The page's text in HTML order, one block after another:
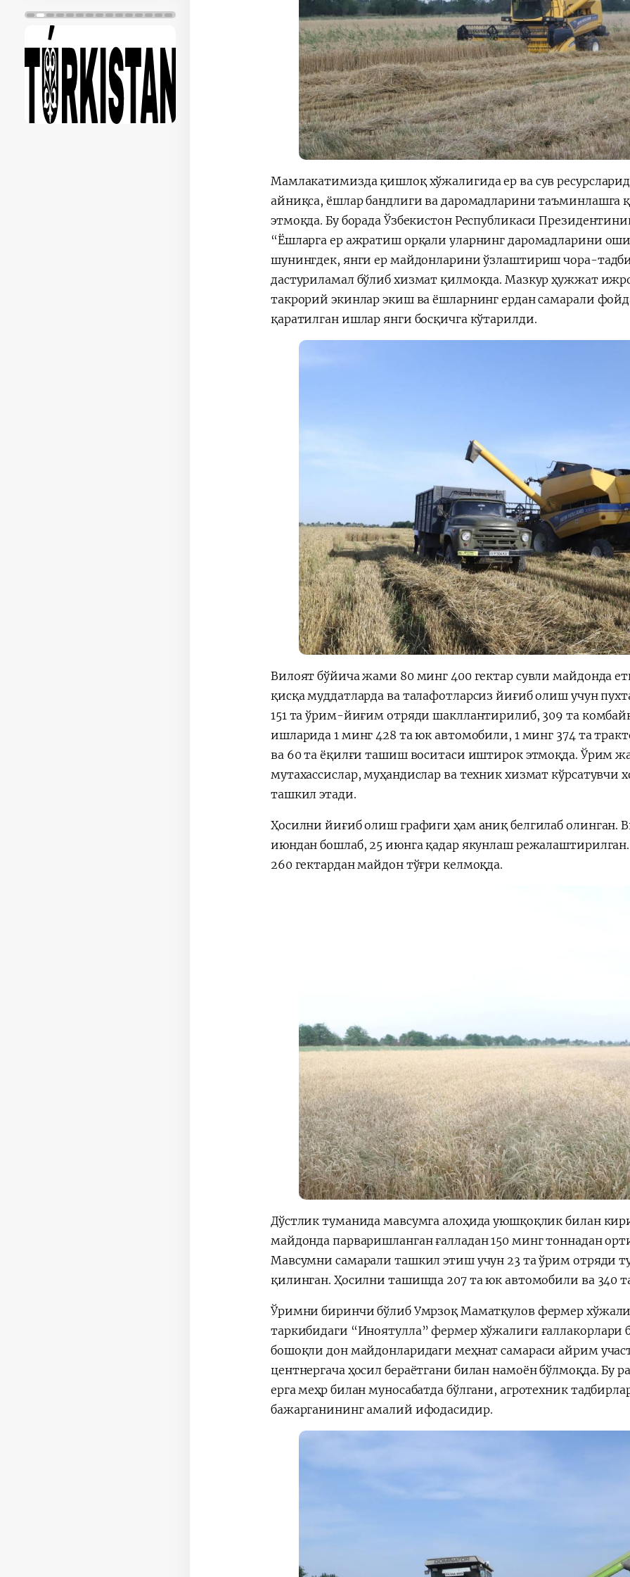
Мамлакатимизда қишлоқ хўжалигида ер ва сув
айниқса, ёшлар бандлиги ва даромадларини таъминлашга
этмоқда. Бу борада Ўзбекистон Республикаси
“Ёшларга ер ажратиш орқали уларнинг даромадларини
шунингдек, янги ер майдонларини ўзлаштириш чора-
дастуриламал бўлиб хизмат қилмоқда. Мазкур ҳужжат
такрорий экинлар экиш ва ёшларнинг ердан самарали
қаратилган ишлар янги босқичга кўтарилди.
Вилоят бўйича жами 80 минг 400 гектар сувли майдонда
қисқа муддатларда ва талафотларсиз йиғиб олиш учун
151 та ўрим-йиғим отряди шакллантирилиб, 309 та
ишларида 1 минг 428 та юк автомобили, 1 минг 374 та
ва 60 та ёқилғи ташиш воситаси иштирок этмоқда. Ўрим
мутахассислар, муҳандислар ва техник хизмат кўрсатувчи
ташкил этади.
Ҳосилни йиғиб олиш графиги ҳам аниқ белгилаб олинган.
июндан бошлаб, 25 июнга қадар якунлаш режалаштирилган.
260 гектардан майдон тўғри келмоқда.
Дўстлик туманида мавсумга алоҳида уюшқоқлик билан
майдонда парваришланган ғалладан 150 минг тоннадан
Мавсумни самарали ташкил этиш учун 23 та ўрим отряди
қилинган. Ҳосилни ташишда 207 та юк автомобили ва 340
Ўримни биринчи бўлиб Умрзоқ Маматқулов фермер
таркибидаги “Иноятулла” фермер хўжалиги ғаллакорлари
бошоқли дон майдонларидаги меҳнат самараси айрим
центнергача ҳосил бераётгани билан намоён бўлмоқда. Бу
ерга меҳр билан муносабатда бўлгани, агротехник
бажарганининг амалий ифодасидир.